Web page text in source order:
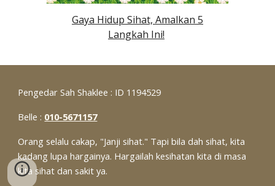
Gaya Hidup Sihat, Amalkan 5
Langkah Ini!
Pengedar Sah Shaklee : ID 1194529
Belle : 010-5671157
Orang selalu cakap, "Janji sihat." Tapi bila dah sihat, kita
kadang lupa hargainya. Hargailah kesihatan kita di masa
kita sihat dan sakit ya.